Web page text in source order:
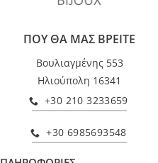
ΠΟΥ ΘΑ ΜΑΣ ΒΡΕΙΤΕ
Βουλιαγμένης 553
Ηλιούπολη 16341
+30 210 3233659
+30 6985693548